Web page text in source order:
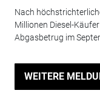
Nach
Millionen Diesel-
Abgasbetrug im
WEITERE